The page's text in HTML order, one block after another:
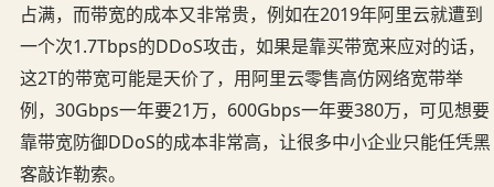
占满，而带宽的成本又非常贵，例如在2019年阿里云就遭到
一个次1.7Tbps的DDoS攻击，如果是靠买带宽来应对的话，
这2T的带宽可能是天价了，用阿里云零售高仿网络宽带举
例，30Gbps一年要21万，600Gbps一年要380万，可见想要
靠带宽防御DDoS的成本非常高，让很多中小企业只能任凭黑
客敲诈勒索。